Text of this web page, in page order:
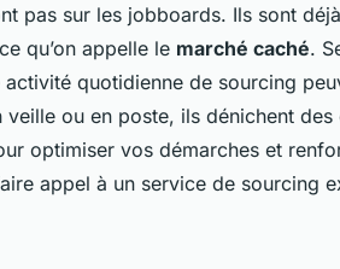
pas sur les jobboards. Ils sont
qu’on appelle le marché caché.
quotidienne de sourcing
ou en poste, ils dénichent des
optimiser vos démarches et
appel à un service de sourcing